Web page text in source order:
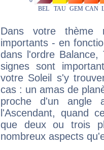
Dans votre thème
importants - en
dans l'ordre Balance,
signes sont
votre Soleil s'y
cas : un amas de
proche d'un
l'Ascendant, quand
que deux ou trois
nombreux aspects